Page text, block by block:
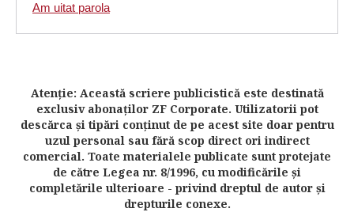
Am uitat parola
Atenţie: Această scriere publicistică este destinată
exclusiv abonaţilor ZF Corporate. Utilizatorii pot
descărca şi tipări conţinut de pe acest site doar pentru
uzul personal sau fără scop direct ori indirect
comercial. Toate materialele publicate sunt protejate
de către Legea nr. 8/1996, cu modificările şi
completările ulterioare - privind dreptul de autor şi
drepturile conexe.